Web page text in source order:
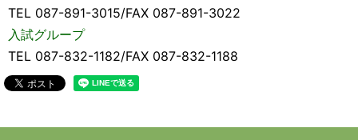
TEL 087-891-3015/FAX 087-891-3022
入試グループ
TEL 087-832-1182/FAX 087-832-1188